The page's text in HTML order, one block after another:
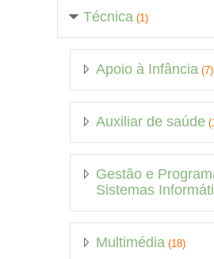
Técnica (1)
Apoio à Infância (7)
Auxiliar de saúde
Gestão e
Sistemas
Multimédia (18)